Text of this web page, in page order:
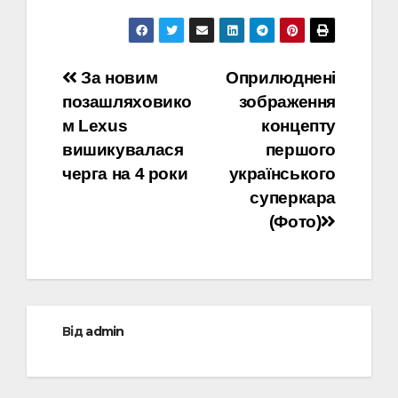
Навігація
записів
Оприлюднені
зображення
концепту
першого
українського
суперкара
(Фото)
За новим
позашляховико
м Lexus
вишикувалася
черга на 4 роки
Відadmin